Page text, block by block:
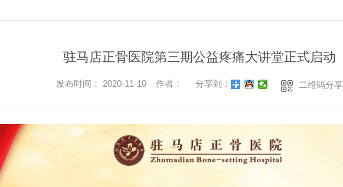
驻马店正骨医院第三期公益疼痛大讲堂正式启动
发布时间： 2020-11-10 作者： 分享到： 二维码分享